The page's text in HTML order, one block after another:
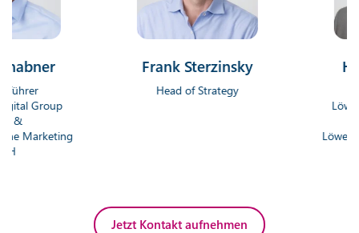
Frank Sterzinsky
Head of Strategy
Löwenstark
Jetzt Kontakt aufnehmen